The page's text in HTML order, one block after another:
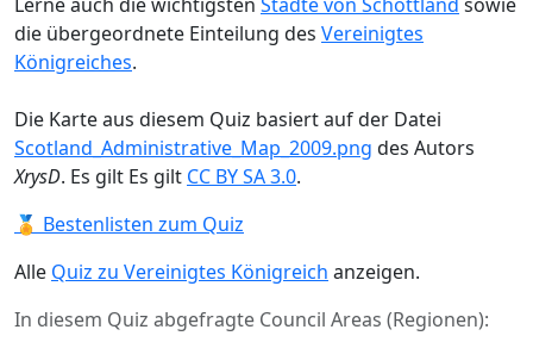
die übergeordnete Einteilung des Vereinigtes
Königreiches.
Die Karte aus diesem Quiz basiert auf der Datei
Scotland_Administrative_Map_2009.png des Autors
XrysD. Es gilt Es gilt CC BY SA 3.0.
🏅 Bestenlisten zum Quiz
Alle Quiz zu Vereinigtes Königreich anzeigen.
In diesem Quiz abgefragte Council Areas (Regionen):